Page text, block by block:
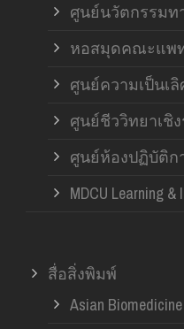
ศูนย์นวัตกรรมท
หอสมุดคณะแพ
ศูนย์ความเป็นเ
ศูนย์ชีววิทยาเชิ
ศูนย์ห้องปฏิบัติก
MDCU Learning &
สื่อสิ่งพิมพ์
Asian